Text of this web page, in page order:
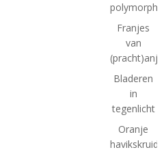
Franjes
van
Bladeren
in
tegenlicht
Oranje
havikskruid